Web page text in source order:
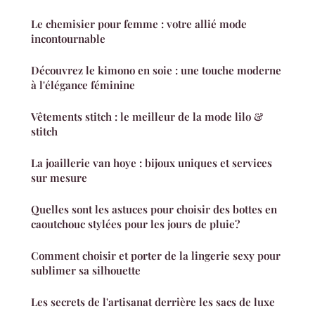
Le chemisier pour femme : votre allié mode
incontournable
Découvrez le kimono en soie : une touche moderne
à l'élégance féminine
Vêtements stitch : le meilleur de la mode lilo &
stitch
La joaillerie van hoye : bijoux uniques et services
sur mesure
Quelles sont les astuces pour choisir des bottes en
caoutchouc stylées pour les jours de pluie?
Comment choisir et porter de la lingerie sexy pour
sublimer sa silhouette
Les secrets de l'artisanat derrière les sacs de luxe